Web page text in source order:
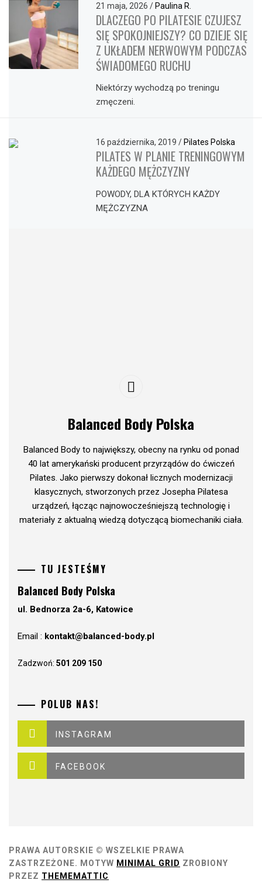
21 maja, 2026/ Paulina R.
DLACZEGO PO PILATESIE CZUJESZ
SIĘ SPOKOJNIEJSZY? CO DZIEJE SIĘ
Z UKŁADEM NERWOWYM PODCZAS
ŚWIADOMEGO RUCHU
Niektórzy wychodzą po treningu
zmęczeni.
16 października, 2019/ Pilates Polska
PILATES W PLANIE TRENINGOWYM
KAŻDEGO MĘŻCZYZNY
POWODY, DLA KTÓRYCH KAŻDY
MĘŻCZYZNA
Balanced Body Polska
Balanced Body to największy, obecny na rynku od ponad
40 lat amerykański producent przyrządów do ćwiczeń
Pilates. Jako pierwszy dokonał licznych modernizacji
klasycznych, stworzonych przez Josepha Pilatesa
urządzeń, łącząc najnowocześniejszą technologię i
materiały z aktualną wiedzą dotyczącą biomechaniki ciała.
TU JESTEŚMY
Balanced Body Polska
ul. Bednorza 2a-6, Katowice
Email : kontakt@balanced-body.pl
Zadzwoń: 501 209 150
POLUB NAS!
INSTAGRAM
FACEBOOK
PRAWA AUTORSKIE © WSZELKIE PRAWA
ZASTRZEŻONE. MOTYW MINIMAL GRID ZROBIONY
PRZEZ THEMEMATTIC